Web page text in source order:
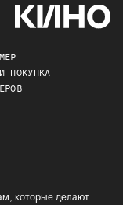
ПОКУПКА
которые делают